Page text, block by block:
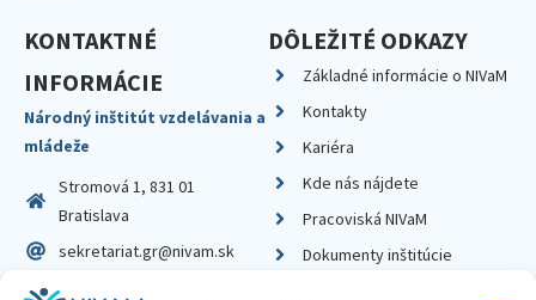
KONTAKTNÉ
INFORMÁCIE
Národný inštitút vzdelávania a
mládeže
Stromová 1, 831 01
Bratislava
sekretariat.gr@nivam.sk
IČO: 00164348
DÔLEŽITÉ ODKAZY
Základné informácie o NIVaM
Kontakty
Kariéra
Kde nás nájdete
Pracoviská NIVaM
Dokumenty inštitúcie